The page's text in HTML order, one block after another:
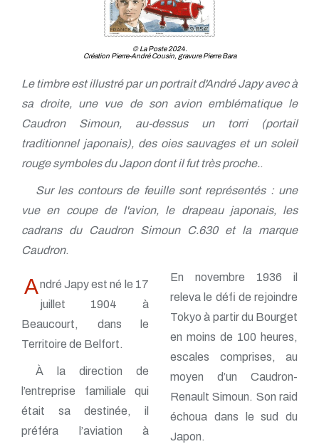
© La Poste 2024.
Création Pierre-André Cousin, gravure Pierre Bara
Le timbre est illustré par un portrait d'André Japy avec à
sa droite, une vue de son avion emblématique le
Caudron Simoun, au-dessus un torri (portail
traditionnel japonais), des oies sauvages et un soleil
rouge symboles du Japon dont il fut très proche..
Sur les contours de feuille sont représentés : une
vue en coupe de l'avion, le drapeau japonais, les
cadrans du Caudron Simoun C.630 et la marque
Caudron.
André Japy est né le 17
juillet 1904 à
Beaucourt, dans le
Territoire de Belfort.
À la direction de
l’entreprise familiale qui
était sa destinée, il
préféra l’aviation à
En novembre 1936 il
releva le défi de rejoindre
Tokyo à partir du Bourget
en moins de 100 heures,
escales comprises, au
moyen d’un Caudron-
Renault Simoun. Son raid
échoua dans le sud du
Japon.